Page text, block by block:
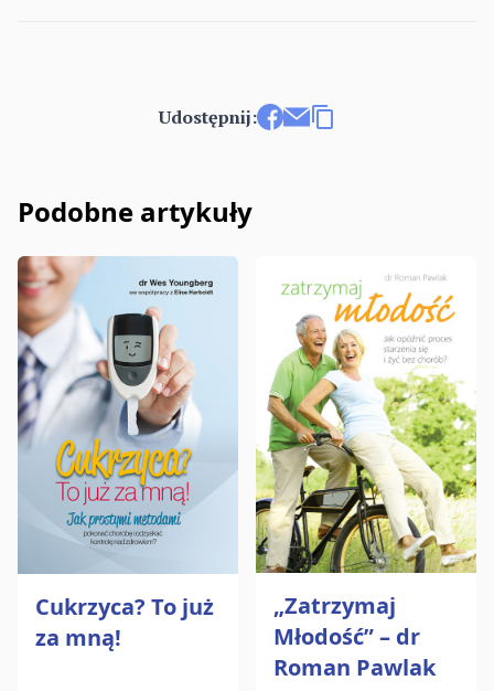
Udostępnij:
Podobne artykuły
Cukrzyca? To już
za mną!
„Zatrzymaj
Młodość” – dr
Roman Pawlak